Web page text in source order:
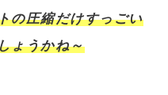
の圧縮だけすっごい
ょうかね～